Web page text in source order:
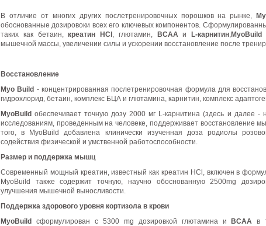
В отличие от многих других послетренировочных порошков на рынке,
обоснованные дозировоки всех его ключевых компонентов.
таких как бетаин,креатин HCl , глютамин, ВСААи L-карнитин,MyoBuild
мышечной массы, увеличении силы и ускорении восстановление после
Восстановление
Myo Build - концентрированная послетренировочная формула для
гидрохлорид, бетаин, комплекс БЦА и глютамина, карнитин, комплекс
MyoBuildобеспечивает точную дозу 2000 мг L-карнитина (здесь и далее
исследованиям, проведенным на человеке, поддерживает восстановление
того, в MyoBuild добавлена клинически изученная доза родиолы
содействия физической и умственной работоспособности.
Размер и поддержка мышц
Современный мощный креатин, известный как креатин HCl, включен в
MyoBuild также содержит точную, научно обоснованную 2500mg
улучшения мышечной выносливости.
Поддержка здорового уровня кортизола в крови
MyoBuild
сформулирован с 5300 mg дозировкой глютамина и ВСААв